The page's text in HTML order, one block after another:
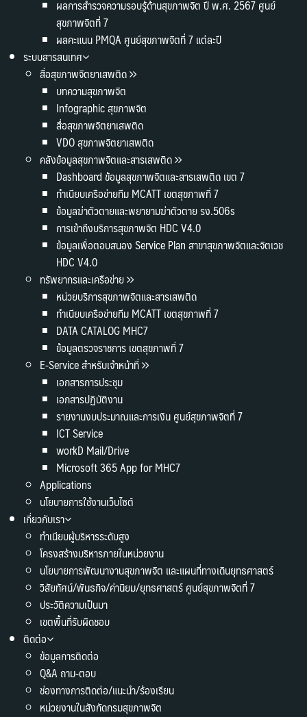
ผลการสำรวจความรอบรู้ด้านสุขภาพจิต ปี พ.ศ. 2567 ศูนย์
สุขภาพจิตที่ 7
ผลคะแนน PMQA ศูนย์สุขภาพจิตที่ 7 แต่ละปี
ระบบสารสนเทศ
สื่อสุขภาพจิตยาเสพติด
บทความสุขภาพจิต
Infographic สุขภาพจิต
สื่อสุขภาพจิตยาเสพติด
VDO สุขภาพจิตยาเสพติด
คลังข้อมูลสุขภาพจิตและสารเสพติด
Dashboard ข้อมูลสุขภาพจิตและสารเสพติด เขต 7
ทำเนียบเครือข่ายทีม MCATT เขตสุขภาพที่ 7
ข้อมูลฆ่าตัวตายและพยายามฆ่าตัวตาย รง.506s
การเข้าถึงบริการสุขภาพจิต HDC V4.0
ข้อมูลเพื่อตอบสนอง Service Plan สาขาสุขภาพจิตและจิตเวช
HDC V4.0
ทรัพยากรและเครือข่าย
หน่วยบริการสุขภาพจิตและสารเสพติด
ทำเนียบเครือข่ายทีม MCATT เขตสุขภาพที่ 7
DATA CATALOG MHC7
ข้อมูลตรวจราชการ เขตสุขภาพที่ 7
E-Service สำหรับเจ้าหน้าที่
เอกสารการประชุม
เอกสารปฏิบัติงาน
รายงานงบประมาณและการเงิน ศูนย์สุขภาพจิตที่ 7
ICT Service
workD Mail/Drive
Microsoft 365 App for MHC7
Applications
นโยบายการใช้งานเว็บไซต์
เกี่ยวกับเรา
ทำเนียบผู้บริหารระดับสูง
โครงสร้างบริหารภายในหน่วยงาน
นโยบายการพัฒนางานสุขภาพจิต และแผนที่ทางเดินยุทธศาสตร์
วิสัยทัศน์/พันธกิจ/ค่านิยม/ยุทธศาสตร์ ศูนย์สุขภาพจิตที่ 7
ประวัติความเป็นมา
เขตพื้นที่รับผิดชอบ
ติดต่อ
ข้อมูลการติดต่อ
Q&A ถาม-ตอบ
ช่องทางการติดต่อ/แนะนำ/ร้องเรียน
หน่วยงานในสังกัดกรมสุขภาพจิต